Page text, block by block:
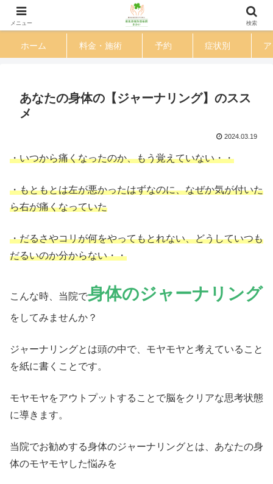
渋谷区 恵比寿駅徒歩３分の鍼灸整体院
ホーム 料金・施術 予約 症状別
あなたの身体の【ジャーナリング】のスス
メ
2024.03.19
・いつから痛くなったのか、もう覚えていない・・
・もともとは左が悪かったはずなのに、なぜか気が付いた
ら右が痛くなっていた
・だるさやコリが何をやってもとれない、どうしていつも
だるいのか分からない・・
こんな時、当院で身体のジャーナリング
をしてみませんか？
ジャーナリングとは頭の中で、モヤモヤと考えていること
を紙に書くことです。
モヤモヤをアウトプットすることで脳をクリアな思考状態
に導きます。
当院でお勧めする身体のジャーナリングとは、あなたの身
体のモヤモヤした悩みを
メニュー 検索